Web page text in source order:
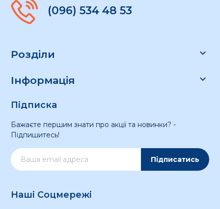
(096) 534 48 53
Розділи 
Інформація 
Підписка
Бажаєте першим знати про акції та новинки? -
Підпишитесь!
Підписатись
Наші Соцмережі